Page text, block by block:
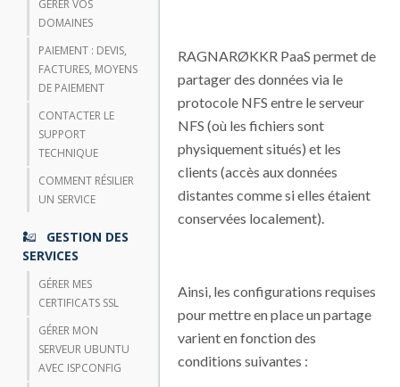
GÉRER VOS
DOMAINES
PAIEMENT : DEVIS,
FACTURES, MOYENS
DE PAIEMENT
CONTACTER LE
SUPPORT
TECHNIQUE
COMMENT RÉSILIER
UN SERVICE
GESTION DES
SERVICES
GÉRER MES
CERTIFICATS SSL
GÉRER MON
SERVEUR UBUNTU
AVEC ISPCONFIG
RAGNARØKKR PaaS permet de
partager des données via le
protocole NFS entre le serveur
NFS (où les fichiers sont
physiquement situés) et les
clients (accès aux données
distantes comme si elles étaient
conservées localement).
Ainsi, les configurations requises
pour mettre en place un partage
varient en fonction des
conditions suivantes :